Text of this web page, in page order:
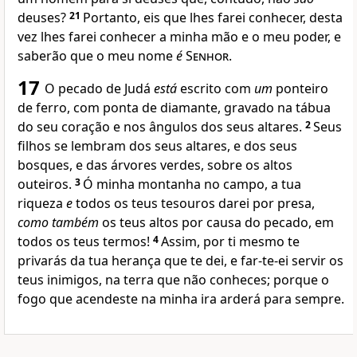
deuses? 21 Portanto, eis que lhes farei conhecer, desta
vez lhes farei conhecer a minha mão e o meu poder, e
saberão que o meu nomeéSenhor.
17 O pecado de Judá estáescrito com um ponteiro
de ferro, com ponta de diamante, gravado na tábua
do seu coração e nos ângulos dos seus altares. 2Seus
filhos se lembram dos seus altares, e dos seus
bosques, e das árvores verdes, sobre os altos
outeiros. 3 Ó minha montanha no campo, a tua
riqueza etodos os teus tesouros darei por presa,
como também os teus altos por causa do pecado, em
todos os teus termos! 4Assim, por ti mesmo te
privarás da tua herança que te dei, e far-te-ei servir os
teus inimigos, na terra que não conheces; porque o
fogo que acendeste na minha ira arderá para sempre.